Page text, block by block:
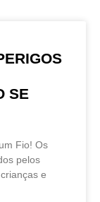
SE
Fio! Os
pelos
e